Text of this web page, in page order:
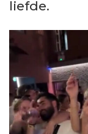
liefde.